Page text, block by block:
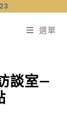
選單
談室—